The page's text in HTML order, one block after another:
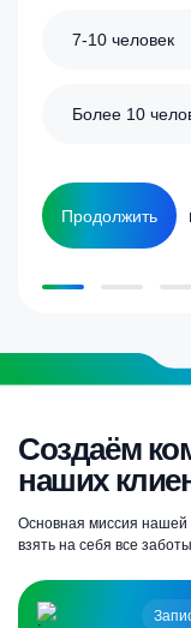
7-10 человек
Более 10
Продолжить
Создаём
наших
Основная миссия нашей
взять на себя все